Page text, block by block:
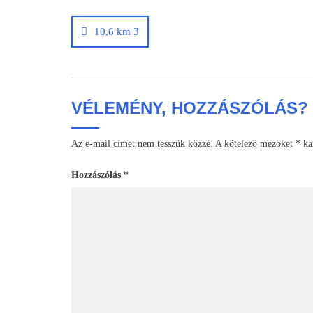
navigáció
10,6 km 3
VÉLEMÉNY, HOZZÁSZÓLÁS?
Az e-mail címet nem tesszük közzé. A kötelező mezőket *
Hozzászólás *